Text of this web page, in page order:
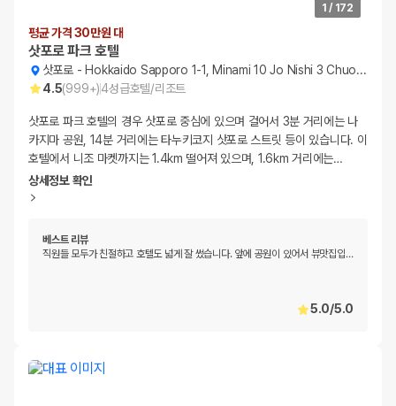
1 / 172
평균 가격 30만원 대
삿포로 파크 호텔
삿포로 - Hokkaido Sapporo 1-1, Minami 10 Jo Nishi 3 Chuo-ku
4.5(999+)4성급호텔/리조트
삿포로 파크 호텔의 경우 삿포로 중심에 있으며 걸어서 3분 거리에는 나
카지마 공원, 14분 거리에는 타누키코지 삿포로 스트릿 등이 있습니다. 이
호텔에서 니조 마켓까지는 1.4km 떨어져 있으며, 1.6km 거리에는…
상세정보 확인
베스트 리뷰
직원들 모두가 친절하고 호텔도 넓게 잘 썼습니다. 앞에 공원이 있어서 뷰맛집입…
5.0/5.0